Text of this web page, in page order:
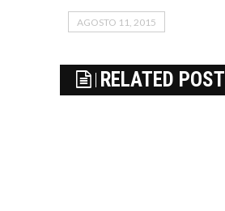
AGOSTO 11, 2015
RELATED POST